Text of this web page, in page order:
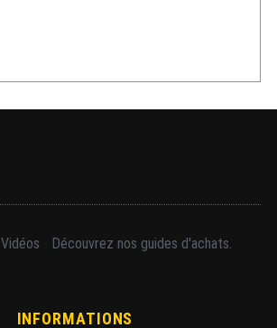
Vidéos Découvrez nos guides d'achats.
INFORMATIONS